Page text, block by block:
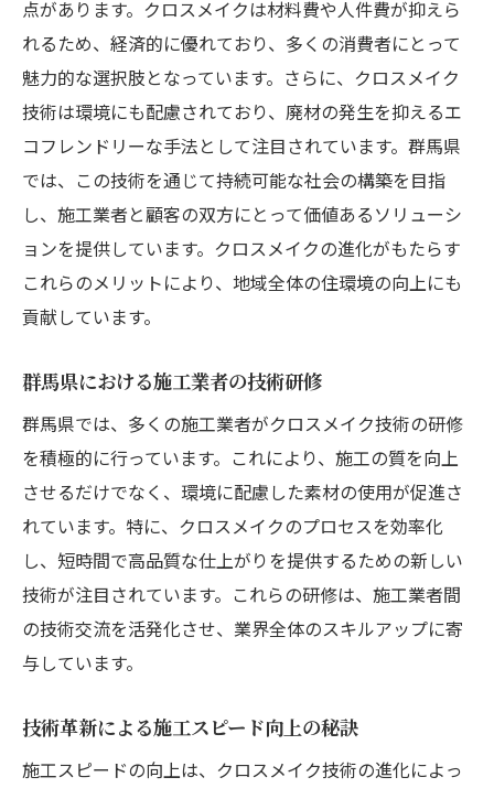
広がる
環境配慮型のクロスメイク施工方法
群馬県での持続可能なクロスメイク事例
環境保護を意識したクロスメイク選択
群馬県の企業が取り組むサステナビリティ
クロスメイクを通じた環境保護の実現
群馬県の住宅市場でクロスメイク需要が急増し
ている背景
住宅オーナーがクロスメイクを選ぶ理由
採用
需要増加を支えるクロスメイクの競争力
住環境改善の視点から見るクロスメイクの
役割
クロスメイク人気上昇の要因分析
群馬県の住宅市場でのクロスメイクの位置
付け
善
住環境改善に寄与するクロスメイクの特性
点があります。クロスメイクは材料費や人件費が抑えら
れるため、経済的に優れており、多くの消費者にとって
魅力的な選択肢となっています。さらに、クロスメイク
技術は環境にも配慮されており、廃材の発生を抑えるエ
コフレンドリーな手法として注目されています。群馬県
では、この技術を通じて持続可能な社会の構築を目指
し、施工業者と顧客の双方にとって価値あるソリューシ
ョンを提供しています。クロスメイクの進化がもたらす
これらのメリットにより、地域全体の住環境の向上にも
貢献しています。
群馬県における施工業者の技術研修
群馬県では、多くの施工業者がクロスメイク技術の研修
を積極的に行っています。これにより、施工の質を向上
させるだけでなく、環境に配慮した素材の使用が促進さ
れています。特に、クロスメイクのプロセスを効率化
し、短時間で高品質な仕上がりを提供するための新しい
技術が注目されています。これらの研修は、施工業者間
の技術交流を活発化させ、業界全体のスキルアップに寄
与しています。
技術革新による施工スピード向上の秘訣
施工スピードの向上は、クロスメイク技術の進化によっ